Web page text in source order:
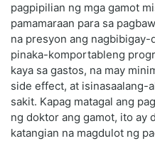
pagpipilian ng mga gamot
pamamaraan para sa
na presyon ang nagbibigay-
pinaka-komportableng
kaya sa gastos, na may
side effect, at isinasaalang-
sakit. Kapag matagal ang
ng doktor ang gamot, ito ay
katangian na magdulot ng